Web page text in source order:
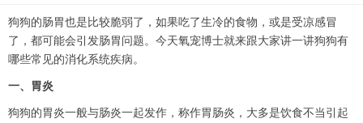
狗狗的肠胃也是比较脆弱了，如果吃了生冷的食物，或是受凉感冒
了，都可能会引发肠胃问题。今天氧宠博士就来跟大家讲一讲狗狗有
哪些常见的消化系统疾病。
一、胃炎
狗狗的胃炎一般与肠炎一起发作，称作胃肠炎，大多是饮食不当引起